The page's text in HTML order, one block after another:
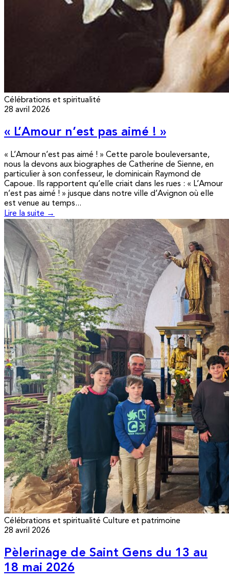
Célébrations et spiritualité
28 avril 2026
« L’Amour n’est pas aimé ! »
« L’Amour n’est pas aimé ! » Cette parole bouleversante,
nous la devons aux biographes de Catherine de Sienne, en
particulier à son confesseur, le dominicain Raymond de
Capoue. Ils rapportent qu’elle criait dans les rues : « L’Amour
n’est pas aimé ! » jusque dans notre ville d’Avignon où elle
est venue au temps...
Lire la suite →
Célébrations et spiritualité Culture et patrimoine
28 avril 2026
Pèlerinage de Saint Gens du 13 au
18 mai 2026